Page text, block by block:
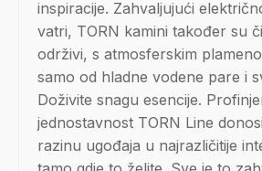
inspiracije. Zahvaljujući
vatri, TORN kamini također su
održivi, ​​s atmosferskim
samo od hladne vodene pare i
Doživite snagu esencije.
jednostavnost TORN Line
razinu ugođaja u najrazličitije